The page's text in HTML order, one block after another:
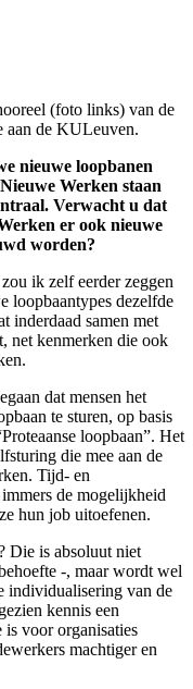
(foto links) van de
aan de KULeuven.
nieuwe loopbanen
Werken staan
Verwacht u dat
er ook nieuwe
worden?
ik zelf eerder zeggen
loopbaantypes dezelfde
inderdaad samen met
net kenmerken die ook
dat mensen het
te sturen, op basis
loopbaan”. Het
die mee aan de
Tijd- en
de mogelijkheid
hun job uitoefenen.
Die is absoluut niet
-, maar wordt wel
individualisering van de
kennis een
voor organisaties
machtiger en